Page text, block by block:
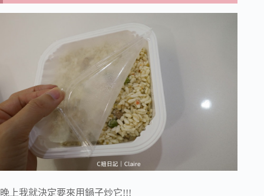
晚上我就決定要來用鍋子炒它!!!